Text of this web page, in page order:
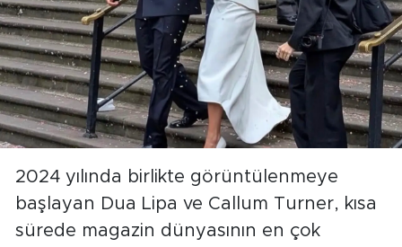
2024 yılında birlikte görüntülenmeye
başlayan Dua Lipa ve Callum Turner, kısa
sürede magazin dünyasının en çok